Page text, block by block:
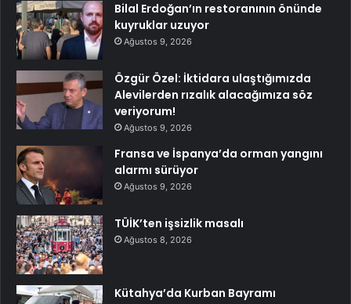
Bilal Erdoğan’ın restoranının önünde
kuyruklar uzuyor
Ağustos 9, 2026
Özgür Özel: İktidara ulaştığımızda
Alevilerden rızalık alacağımıza söz
veriyorum!
Ağustos 9, 2026
Fransa ve İspanya’da orman yangını
alarmı sürüyor
Ağustos 9, 2026
TÜİK’ten işsizlik masalı
Ağustos 8, 2026
Kütahya’da Kurban Bayramı